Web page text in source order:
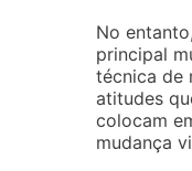
No
principal
técnica de
atitudes
colocam
mudança